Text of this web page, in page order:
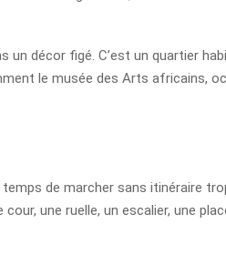
un décor figé. C’est un quartier
le musée des Arts africains,
de marcher sans itinéraire
une ruelle, un escalier, une